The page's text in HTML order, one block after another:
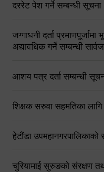
दररेट पेश गर्ने सम्बन्धी सूचना
जग्गाधनी दर्ता प्रमाणपूर्जामा
अद्यावधिक गर्ने सम्बन्धी
आशय पत्र दर्ता सम्बन्धी
शिक्षक सरुवा सहमतिका
हेटौंडा उपमहानगरपालिकाको
चुरियामाई सुरुङको संरक्षण